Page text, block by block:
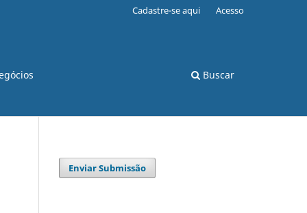
Buscar
Cadastre-se aqui Acesso
Enviar Submissão